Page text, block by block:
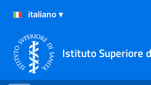
Istituto Superiore